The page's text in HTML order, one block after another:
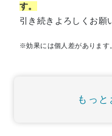
す。
引き続きよろしくお願
※効果には個人差があります
もっ